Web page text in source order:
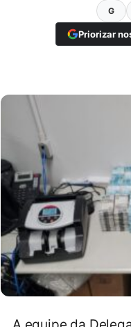
G
Priorizar